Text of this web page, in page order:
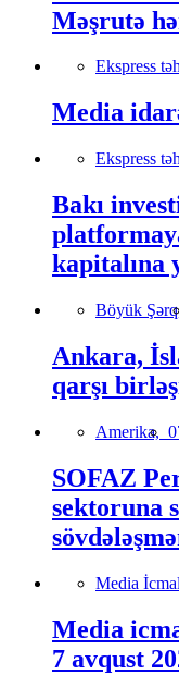
Məşrutə
Ekspress
Media
Ekspress
Bakı
kapitalına
Böyük
Ankara,
qarşı
Amerika,
SOFAZ
sektoruna
Media
Media
7 avqust